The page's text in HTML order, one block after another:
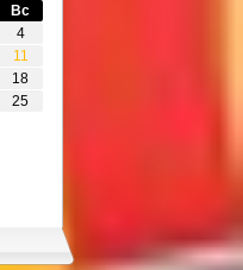
Вс
4
11
18
25